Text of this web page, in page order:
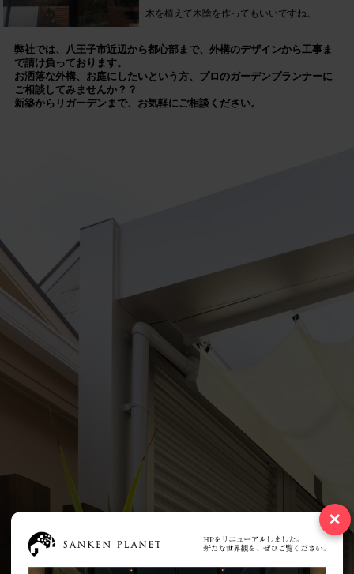
木を植えて木陰を作ってもいいですね。
弊社では、 八王子市近辺から都心部まで、外構のデザインから工事ま
で請け負っております。
お洒落な外構、お庭にしたいという方、 プロのガーデンプランナーに
ご相談してみませんか？？
新築からリガーデンまで、お気軽にご相談ください。
×